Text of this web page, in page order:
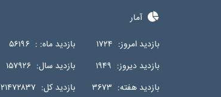
آمار
بازدید امروز: ۱۷۲۴ بازدید ماه: : ۵۶۱۹۶
بازدید دیروز: ۱۹۴۹ بازدید سال: ۱۵۷۹۲۶
بازدید هفته: ۳۶۷۳ بازدید کل: ۲۱۴۷۲۸۳۷